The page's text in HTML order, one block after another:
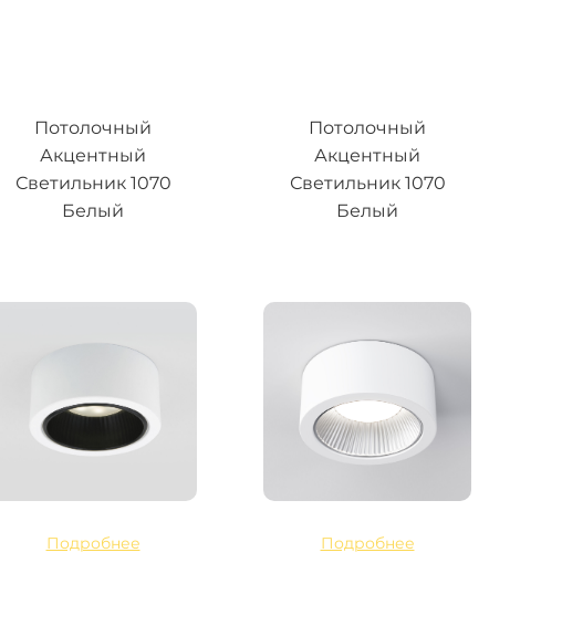
Потолочный
Акцентный
Светильник 1070
Белый
Подробнее
Потолочный
Акцентный
Светильник 1070
Белый
Подробнее